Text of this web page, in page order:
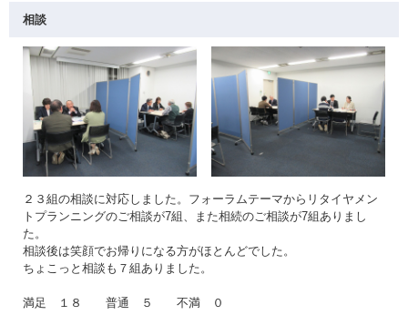
相談
２３組の相談に対応しました。フォーラムテーマからリタイヤメン
トプランニングのご相談が7組、また相続のご相談が7組ありまし
た。
相談後は笑顔でお帰りになる方がほとんどでした。
ちょこっと相談も７組ありました。
満足 １８ 普通 ５ 不満 ０